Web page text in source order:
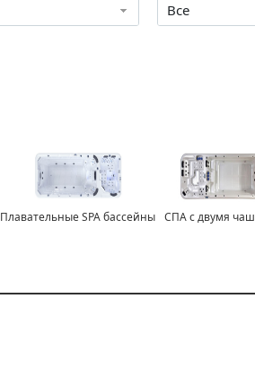
Все
Плавательные SPA бассейны СПА с двумя